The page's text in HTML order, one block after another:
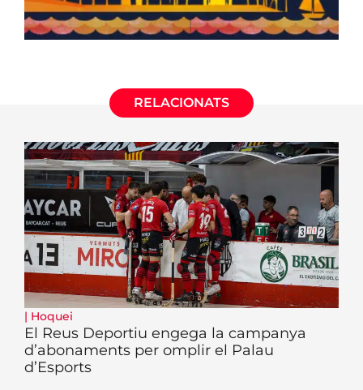
RELACIONATS
| Hoquei
El Reus Deportiu engega la campanya
d’abonaments per omplir el Palau
d’Esports